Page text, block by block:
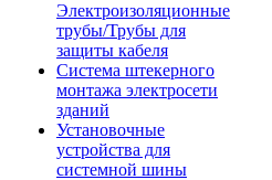
Электроизоляционные
трубы/Трубы для
защиты кабеля
Система штекерного
монтажа электросети
зданий
Установочные
устройства для
системной шины